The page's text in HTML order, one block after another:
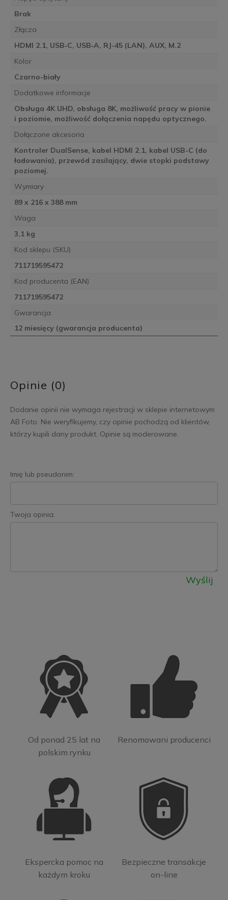
Brak
Złącza
HDMI 2.1, USB‑C, USB‑A, RJ-45 (LAN), AUX, M.2
Kolor
Czarno-biały
Dodatkowe informacje
Obsługa 4K UHD, obsługa 8K, możliwość pracy w pionie
i poziomie, możliwość dołączenia napędu optycznego.
Dołączone akcesoria
Kontroler DualSense, kabel HDMI 2.1, kabel USB-C (do
ładowania), przewód zasilający, dwie stopki podstawy
poziomej.
Wymiary
89 x 216 x 388 mm
Waga
3,1 kg
Kod sklepu (SKU)
711719595472
Kod producenta (EAN)
711719595472
Gwarancja
12 miesięcy (gwarancja producenta)
Opinie (0)
Dodanie opinii nie wymaga rejestracji w sklepie internetowym
AB Foto. Nie weryfikujemy, czy opinie pochodzą od klientów,
którzy kupili dany produkt. Opinie są moderowane.
Imię lub pseudonim:
Twoja opinia:
Wyślij
Od ponad 25 lat na
polskim rynku
Renomowani producenci
Ekspercka pomoc na
każdym kroku
Bezpieczne transakcje
on-line